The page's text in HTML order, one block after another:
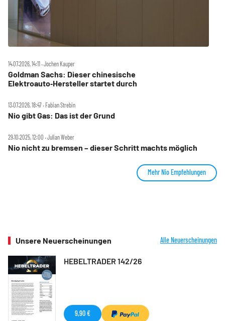
14.07.2026, 14:11 ‧ Jochen Kauper
Goldman Sachs: Dieser chinesische
Elektroauto‑Hersteller startet durch
13.07.2026, 18:47 ‧ Fabian Strebin
Nio gibt Gas: Das ist der Grund
29.10.2025, 12:00 ‧ Julian Weber
Nio nicht zu bremsen – dieser Schritt machts möglich
Mehr Nio Empfehlungen
Unsere Neuerscheinungen Alle Neuerscheinungen
HEBELTRADER 142/26
9,90 €